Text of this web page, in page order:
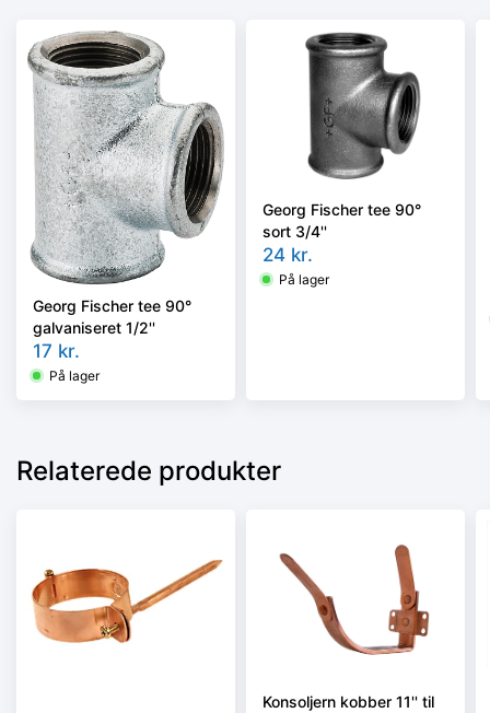
Georg Fischer tee 90°
galvaniseret 1/2''
17 kr.
På lager
Georg Fischer tee 90°
sort 3/4''
24 kr.
På lager
Relaterede produkter
Konsoljern kobber 11'' til